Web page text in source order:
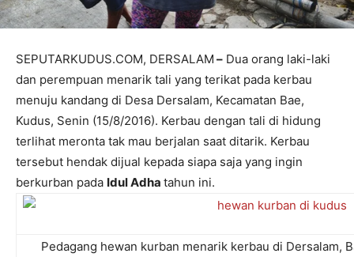
SEPUTARKUDUS.COM, DERSALAM – Dua orang laki-laki
dan perempuan menarik tali yang terikat pada kerbau
menuju kandang di Desa Dersalam, Kecamatan Bae,
Kudus, Senin (15/8/2016). Kerbau dengan tali di hidung
terlihat meronta tak mau berjalan saat ditarik. Kerbau
tersebut hendak dijual kepada siapa saja yang ingin
berkurban pada Idul Adha tahun ini.
Pedagang hewan kurban menarik kerbau di Dersalam,